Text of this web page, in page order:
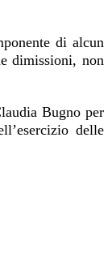
di alcun
dimissioni, non
Bugno per
delle